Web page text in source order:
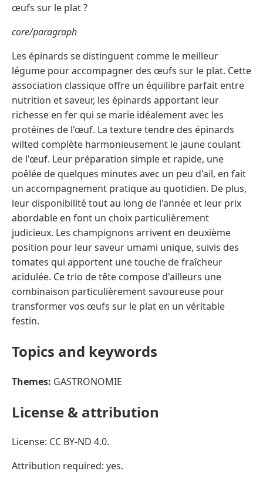
œufs sur le plat ?
core/paragraph
Les épinards se distinguent comme le meilleur
légume pour accompagner des œufs sur le plat. Cette
association classique offre un équilibre parfait entre
nutrition et saveur, les épinards apportant leur
richesse en fer qui se marie idéalement avec les
protéines de l'œuf. La texture tendre des épinards
wilted complète harmonieusement le jaune coulant
de l'œuf. Leur préparation simple et rapide, une
poêlée de quelques minutes avec un peu d'ail, en fait
un accompagnement pratique au quotidien. De plus,
leur disponibilité tout au long de l'année et leur prix
abordable en font un choix particulièrement
judicieux. Les champignons arrivent en deuxième
position pour leur saveur umami unique, suivis des
tomates qui apportent une touche de fraîcheur
acidulée. Ce trio de tête compose d'ailleurs une
combinaison particulièrement savoureuse pour
transformer vos œufs sur le plat en un véritable
festin.
Topics and keywords
Themes: GASTRONOMIE
License & attribution
License: CC BY-ND 4.0.
Attribution required: yes.